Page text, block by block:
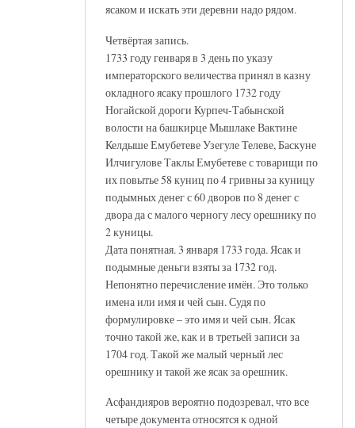
ясаком и искать эти деревни надо рядом.
Четвёртая запись.
1733 году генваря в 3 день по указу
императорского величества принял в казну
окладного ясаку прошлого 1732 году
Ногайской дороги Курпеч-Табынской
волости на башкирце Мышлаке Вактине
Келдыше Емубетеве Узегуле Телеве, Баскуне
Илчигулове Таклы Емубетеве с товарищи по
их повытье 58 куниц по 4 гривны за куницу
подымных денег с 60 дворов по 8 денег с
двора да с малого черногу лесу орешнику по
2 куницы.
Дата понятная. 3 января 1733 года. Ясак и
подымные деньги взяты за 1732 год.
Непонятно перечисление имён. Это только
имена или имя и чей сын. Судя по
формулировке – это имя и чей сын. Ясак
точно такой же, как и в третьей записи за
1704 год. Такой же малый черный лес
орешнику и такой же ясак за орешник.
Асфандияров вероятно подозревал, что все
четыре документа относятся к одной